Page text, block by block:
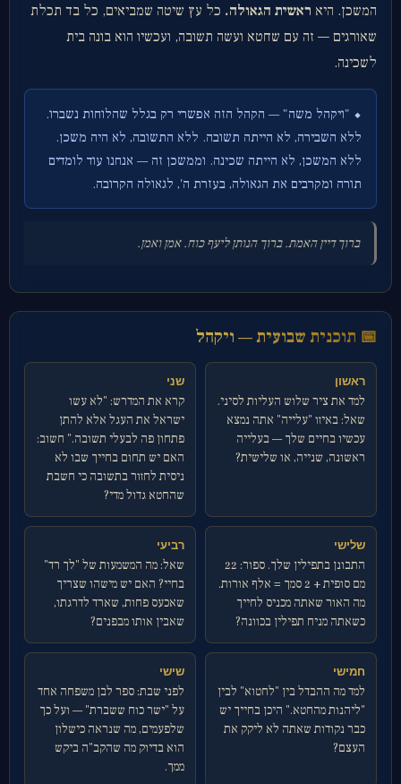
המשכן. היא ראשית הגאולה. כל עץ שיטה שמביאים, כל בד תכלת
שאורגים — זה עם שחטא ועשה תשובה, ועכשיו הוא בונה בית
לשכינה.
⬥ "ויקהל משה" — הקהל הזה אפשרי רק בגלל שהלוחות נשברו.
ללא השבירה, לא הייתה תשובה. ללא התשובה, לא היה משכן.
ללא המשכן, לא הייתה שכינה. וממשכן זה — אנחנו עוד לומדים
תורה ומקרבים את הגאולה, בעזרת ה', לגאולה הקרובה.
ברוך דיין האמת. ברוך הנותן ליעף כוח. אמן ואמן.
📅 תוכנית שבועית — ויקהל
ראשון
למד את ציר שלוש העליות לסיני.
שאל: באיזו "עלייה" אתה נמצא
עכשיו בחיים שלך — בעלייה
ראשונה, שנייה, או שלישית?
שני
קרא את המדרש: "לא עשו
ישראל את העגל אלא להתן
פתחון פה לבעלי תשובה." חשוב:
האם יש תחום בחייך שבו לא
ניסית לחזור בתשובה כי חשבת
שהחטא גדול מדי?
שלישי
התבונן בתפילין שלך. ספור: 22
מם סופית + 2 סמך = אלף אורות.
מה האור שאתה מכניס לחייך
כשאתה מניח תפילין בכוונה?
רביעי
שאל: מה המשמעות של "לך רד"
בחיי? האם יש מישהו שצריך
שאכעס פחות, שארד לדרגתו,
שאבין אותו מבפנים?
חמישי
למד מה ההבדל בין "לחטוא" לבין
"ליהנות מהחטא." היכן בחייך יש
כבר נקודות שאתה לא ליקק את
העצם?
שישי
לפני שבת: ספר לבן משפחה אחד
על "ישר כוח ששברת" — ועל כך
שלפעמים, מה שנראה כישלון
הוא בדיוק מה שהקב"ה ביקש
ממך.